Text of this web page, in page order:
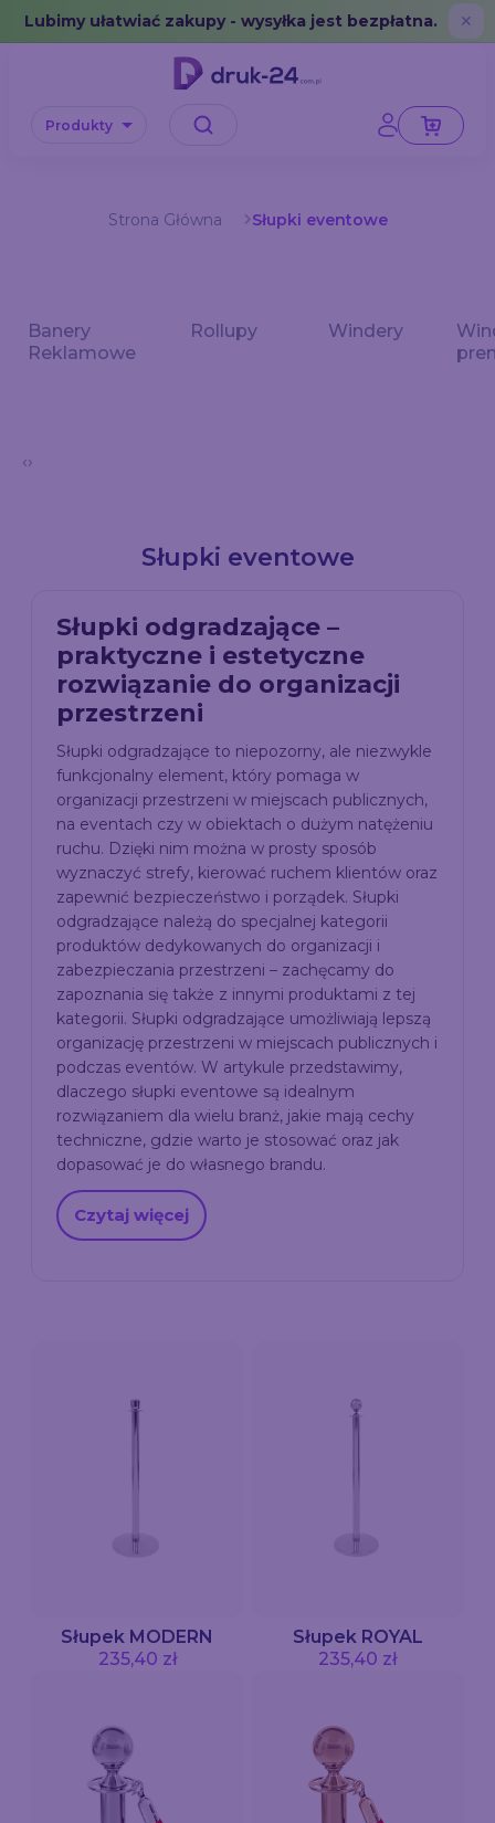
Error: No data in cache or invalid format
Lubimy ułatwiać zakupy - wysyłka jest bezpłatna. ✕
Produkty
Strona Główna Słupki eventowe
Banery
Reklamowe
Rollupy Windery
‹›
Słupki eventowe
Słupki odgradzające –
praktyczne i estetyczne
rozwiązanie do organizacji
przestrzeni
Słupki odgradzające to niepozorny, ale niezwykle
funkcjonalny element, który pomaga w
organizacji przestrzeni w miejscach publicznych,
na eventach czy w obiektach o dużym natężeniu
ruchu. Dzięki nim można w prosty sposób
wyznaczyć strefy, kierować ruchem klientów oraz
zapewnić bezpieczeństwo i porządek. Słupki
odgradzające należą do specjalnej kategorii
produktów dedykowanych do organizacji i
zabezpieczania przestrzeni – zachęcamy do
zapoznania się także z innymi produktami z tej
kategorii. Słupki odgradzające umożliwiają lepszą
organizację przestrzeni w miejscach publicznych i
podczas eventów. W artykule przedstawimy,
dlaczego słupki eventowe są idealnym
rozwiązaniem dla wielu branż, jakie mają cechy
techniczne, gdzie warto je stosować oraz jak
dopasować je do własnego brandu.
Czytaj więcej
Słupek MODERN
235,40 zł
Słupek ROYAL
235,40 zł